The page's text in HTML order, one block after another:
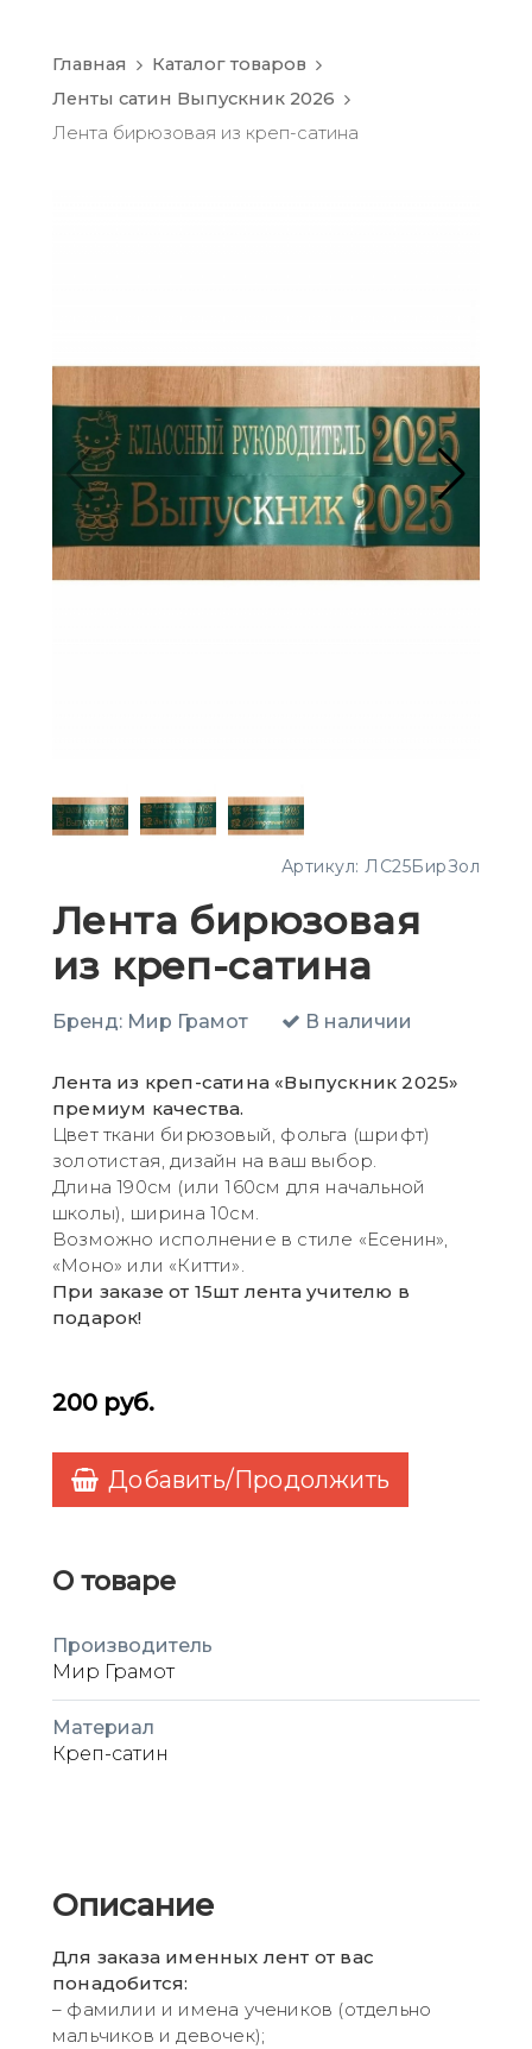
Главная
Каталог товаров
Ленты сатин Выпускник 2026
Лента бирюзовая из креп-сатина
Артикул: ЛС25БирЗол
Лента бирюзовая
из креп-сатина
Бренд: Мир Грамот В наличии
Лента из креп-сатина «Выпускник 2025»
премиум качества.
Цвет ткани бирюзовый, фольга (шрифт)
золотистая, дизайн на ваш выбор.
Длина 190см (или 160см для начальной
школы), ширина 10см.
Возможно исполнение в стиле «Есенин»,
«Моно» или «Китти».
При заказе от 15шт лента учителю в
подарок!
200 руб.
Добавить/Продолжить
О товаре
Производитель
Мир Грамот
Материал
Креп-сатин
Описание
Для заказа именных лент от вас
понадобится:
– фамилии и имена учеников (отдельно
мальчиков и девочек);